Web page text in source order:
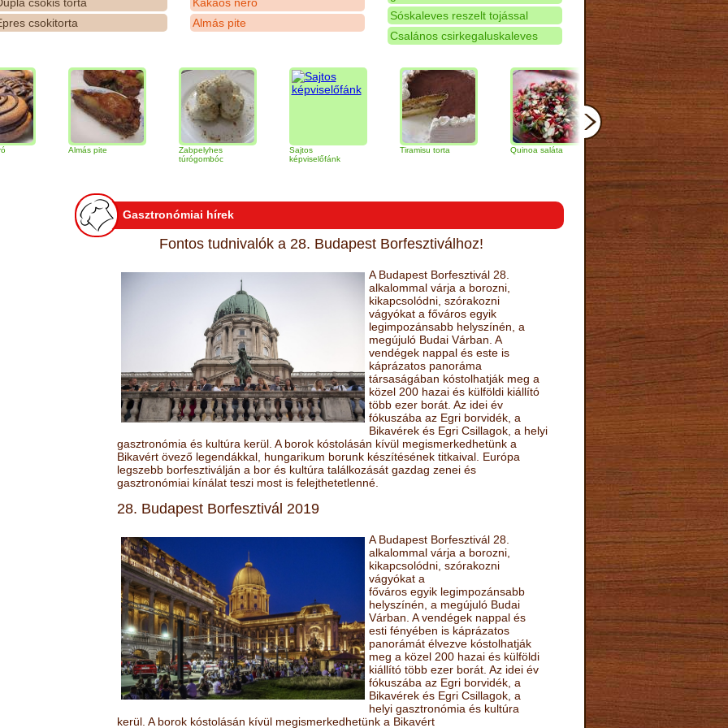
csokitorta
Almás pite
Sóskaleves reszelt tojással
Csalános csirkegaluskaleves
Almás pite
Zabpelyhes
túrógombóc
képviselőfánk
Tiramisu torta Quinoa saláta Mandulás kifli
narancs
Gasztronómiai hírek
Fontos tudnivalók a 28. Budapest Borfesztiválhoz!
A Budapest Borfesztivál 28.
alkalommal várja a borozni,
kikapcsolódni, szórakozni
vágyókat a főváros egyik
legimpozánsabb helyszínén, a
megújuló Budai Várban. A
vendégek nappal és este is
káprázatos panoráma
társaságában kóstolhatják meg a
közel 200 hazai és külföldi kiállító
több ezer borát. Az idei év
fókuszába az Egri borvidék, a
Bikavérek és Egri Csillagok, a helyi
gasztronómia és kultúra kerül. A borok kóstolásán kívül megismerkedhetünk a
Bikavért övező legendákkal, hungarikum borunk készítésének titkaival. Európa
legszebb borfesztiválján a bor és kultúra találkozását gazdag zenei és
gasztronómiai kínálat teszi most is felejthetetlenné.
28. Budapest Borfesztivál 2019
A Budapest Borfesztivál 28.
alkalommal várja a borozni,
kikapcsolódni, szórakozni
vágyókat a
főváros egyik legimpozánsabb
helyszínén, a megújuló Budai
Várban. A vendégek nappal és
esti fényében is káprázatos
panorámát élvezve kóstolhatják
meg a közel 200 hazai és külföldi
kiállító több ezer borát. Az idei év
fókuszába az Egri borvidék, a
Bikavérek és Egri Csillagok, a
helyi gasztronómia és kultúra
kerül. A borok kóstolásán kívül megismerkedhetünk a Bikavért